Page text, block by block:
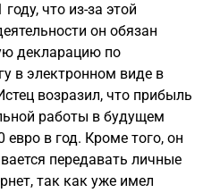
что из-за этой
он обязан
декларацию по
в электронном виде в
возразил, что прибыль
работы в будущем
евро в год. Кроме того, он
передавать личные
так как уже имел